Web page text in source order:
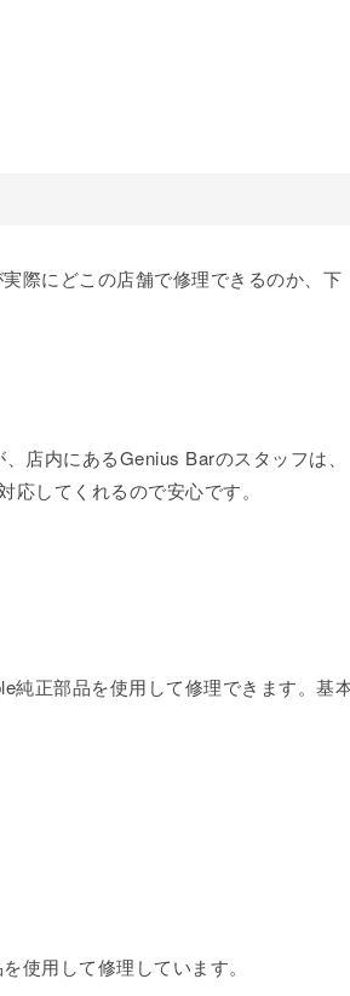
際にどこの店舗で修理できるのか、下
店内にあるGenius Barのスタッフは、
してくれるので安心です。
純正部品を使用して修理できます。基
使用して修理しています。